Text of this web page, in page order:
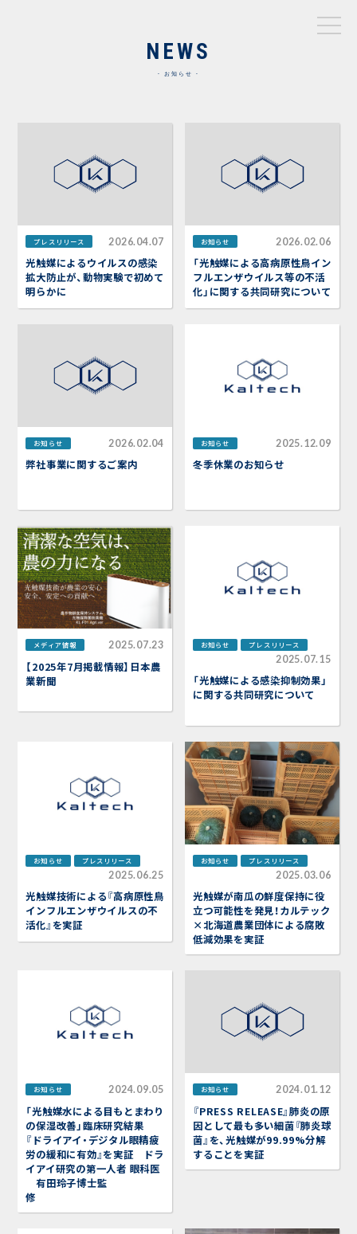
NEWS
お知らせ
プレスリリース 2026.04.07
光触媒によるウイルスの感染
拡大防止が、動物実験で初めて
明らかに
お知らせ 2026.02.06
「光触媒による高病原性鳥イン
フルエンザウイルス等の不活
化」に関する共同研究について
お知らせ 2026.02.04
弊社事業に関するご案内
お知らせ 2025.12.09
冬季休業のお知らせ
メディア情報 2025.07.23
【2025年7月掲載情報】日本農
業新聞
お知らせ プレスリリース
2025.07.15
「光触媒による感染抑制効果」
に関する共同研究について
お知らせ プレスリリース
2025.06.25
光触媒技術による『高病原性鳥
インフルエンザウイルスの不
活化』を実証
お知らせ プレスリリース
2025.03.06
光触媒が南瓜の鮮度保持に役
立つ可能性を発見！カルテック
×北海道農業団体による腐敗
低減効果を実証
お知らせ 2024.09.05
「光触媒水による目もとまわり
の保湿改善」臨床研究結果
『ドライアイ・デジタル眼精疲
労の緩和に有効』を実証 ドラ
イアイ研究の第一人者 眼科医
有田玲子博士監
修
お知らせ 2024.01.12
『PRESS RELEASE』肺炎の原
因として最も多い細菌『肺炎球
菌』を、光触媒が99.99%分解
することを実証